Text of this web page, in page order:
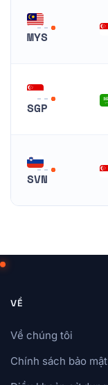
MYS
SGP
SVN
VỀ
Về chúng tôi
Chính sách bảo mật